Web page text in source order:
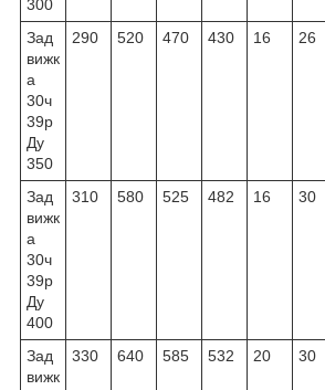
300
Зад
вижк
а
30ч
39р
Ду
350
290 520 470 430 16 26
Зад
вижк
а
30ч
39р
Ду
400
310 580 525 482 16 30
Зад
вижк
330 640 585 532 20 30